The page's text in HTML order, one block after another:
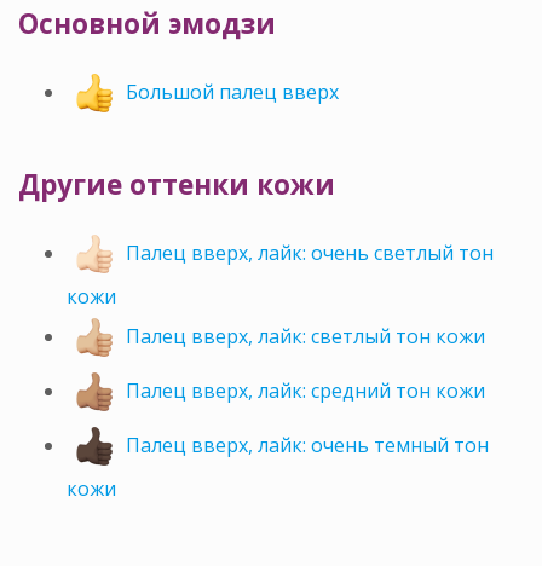
Основной эмодзи
Большой палец вверх
Другие оттенки кожи
Палец вверх, лайк: очень светлый тон
кожи
Палец вверх, лайк: светлый тон кожи
Палец вверх, лайк: средний тон кожи
Палец вверх, лайк: очень темный тон
кожи